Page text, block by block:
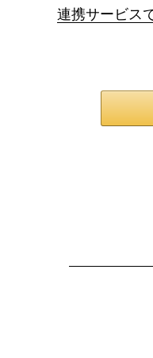
連携サービス